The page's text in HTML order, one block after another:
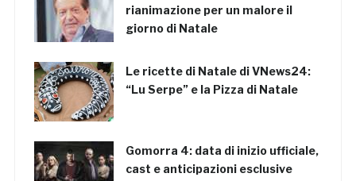
rianimazione per un malore il
giorno di Natale
Le ricette di Natale di VNews24:
“Lu Serpe” e la Pizza di Natale
Gomorra 4: data di inizio ufficiale,
cast e anticipazioni esclusive